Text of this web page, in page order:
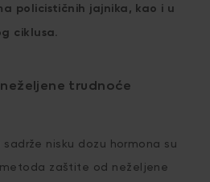
policističnih jajnika, kao i u
ciklusa.
trudnoće
nisku dozu hormona su
zaštite od neželjene